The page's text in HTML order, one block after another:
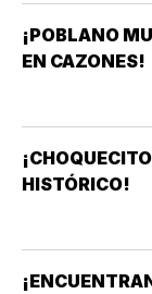
¡POBLANO
EN CAZONES!
HISTÓRICO!